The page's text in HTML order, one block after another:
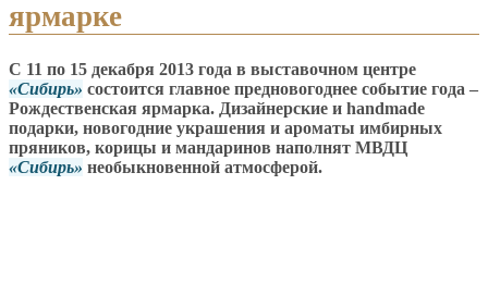
ярмарке
С 11 по 15 декабря 2013 года в выставочном центре
Сибирь
состоится главное предновогоднее событие года –
Рождественская ярмарка. Дизайнерские и handmade
подарки, новогодние украшения и ароматы имбирных
пряников, корицы и мандаринов наполнят МВДЦ
Сибирь
необыкновенной атмосферой.